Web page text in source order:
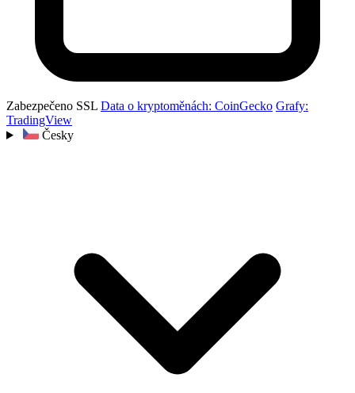
Zabezpečeno SSL Data o kryptoměnách: CoinGecko Grafy:
TradingView
Česky